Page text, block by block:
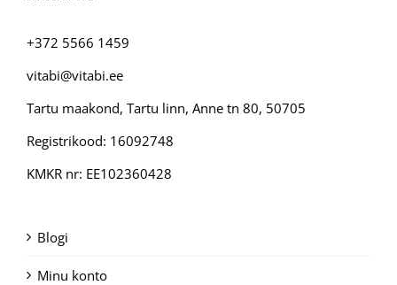
+372 5566 1459
vitabi@vitabi.ee
Tartu maakond, Tartu linn, Anne tn 80, 50705
Registrikood: 16092748
KMKR nr: EE102360428
Blogi
Minu konto